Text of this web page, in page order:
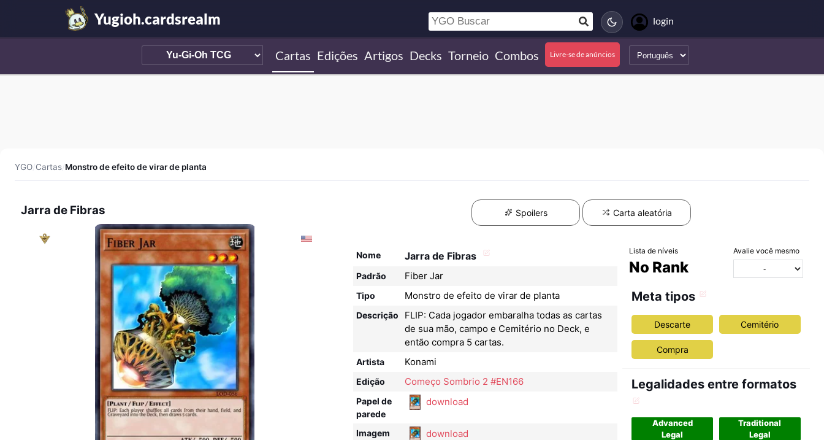
Yugioh.cardsrealm login
Cartas Edições Artigos Decks Torneio Combos Livre-se de anúncios
YGO/Cartas/Monstro de efeito de virar de planta
Jarra de Fibras Spoilers Carta aleatória
Nome Jarra de Fibras
Padrão Fiber Jar
Tipo Monstro de efeito de virar de planta
Descrição
FLIP: Cada jogador embaralha todas as cartas
de sua mão, campo e Cemitério no Deck, e
então compra 5 cartas.
Artista Konami
Edição Começo Sombrio 2 #EN166
Papel de
parede
download
Imagem download
Lista de níveis
No Rank
Avalie você mesmo
Meta tipos
Descarte Cemitério
Compra
Legalidades entre formatos
Advanced
Legal
Traditional
Legal